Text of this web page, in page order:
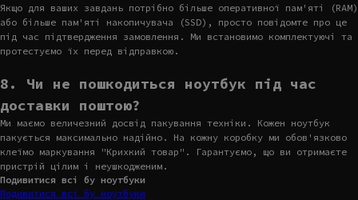
Якщо для ваших завдань потрібно більше оперативної пам'яті (RAM)
або більше пам'яті накопичувача (SSD), просто повідомте про це
під час підтвердження замовлення. Ми встановимо комплектуючі та
протестуємо їх перед відправкою.
8. Чи не пошкодиться ноутбук під час
доставки поштою?
Ми маємо величезний досвід пакування техніки. Кожен ноутбук
пакується максимально надійно. На кожну коробку ми обов'язково
клеїмо маркування "Крихкий товар". Гарантуємо, що ви отримаєте
пристрій цілим і неушкодженим.
Подивитися всі бу ноутбуки
Подивитися всі бу ноутбуки